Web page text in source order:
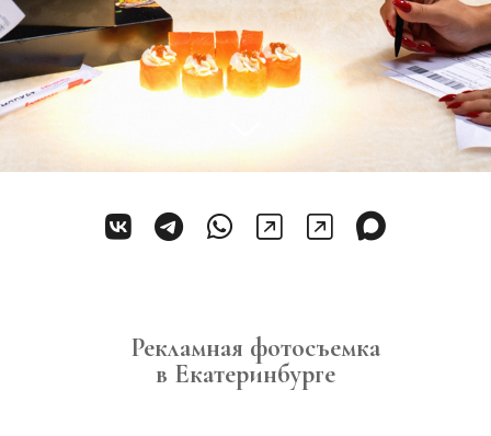
Рекламная фотосъемка
в Екатеринбурге